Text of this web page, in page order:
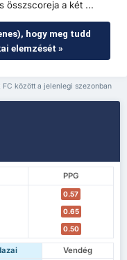
összscoreja a két ...
hogy meg tudd
elemzését »
között a jelenlegi szezonban
PPG
0.57
0.65
0.50
Vendég